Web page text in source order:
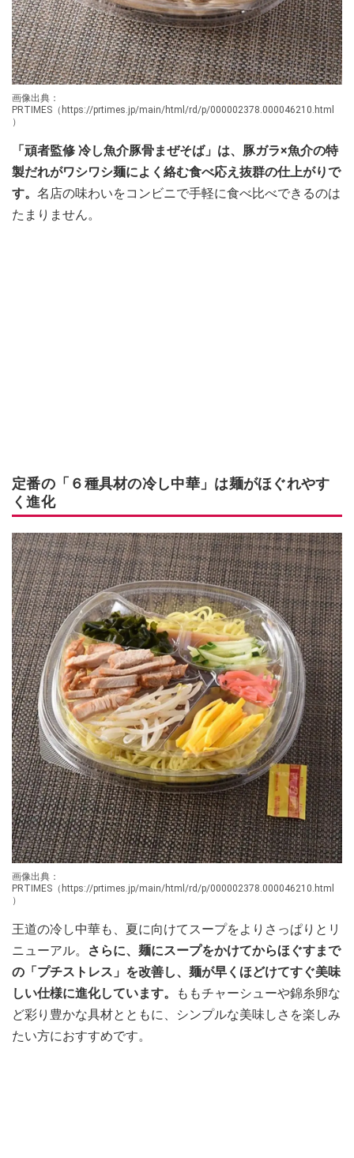
画像出典：
PRTIMES（https://prtimes.jp/main/html/rd/p/000002378.000046210.html
）
「頑者監修 冷し魚介豚骨まぜそば」は、豚ガラ×魚介の特
製だれがワシワシ麺によく絡む食べ応え抜群の仕上がりで
す。 名店の味わいをコンビニで手軽に食べ比べできるのは
たまりません。
定番の「６種具材の冷し中華」は麺がほぐれやす
く進化
画像出典：
PRTIMES（https://prtimes.jp/main/html/rd/p/000002378.000046210.html
）
王道の冷し中華も、夏に向けてスープをよりさっぱりとリ
ニューアル。
さらに、麺にスープをかけてからほぐすまで
の「プチストレス」を改善し、麺が早くほどけてすぐ美味
しい仕様に進化しています。
ももチャーシューや錦糸卵な
ど彩り豊かな具材とともに、シンプルな美味しさを楽しみ
たい方におすすめです。